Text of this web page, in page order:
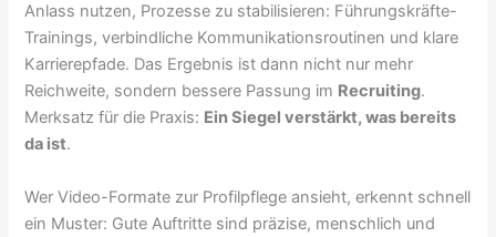
Anlass nutzen, Prozesse zu stabilisieren: Führungskräfte-
Trainings, verbindliche Kommunikationsroutinen und klare
Karrierepfade. Das Ergebnis ist dann nicht nur mehr
Reichweite, sondern bessere Passung im Recruiting.
Merksatz für die Praxis: Ein Siegel verstärkt, was bereits
da ist.
Wer Video-Formate zur Profilpflege ansieht, erkennt schnell
ein Muster: Gute Auftritte sind präzise, menschlich und